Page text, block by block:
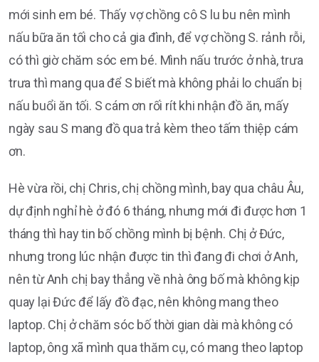
mới sinh em bé. Thấy vợ chồng cô S lu bu nên mình
nấu bữa ăn tối cho cả gia đình, để vợ chồng S. rảnh rỗi,
có thì giờ chăm sóc em bé. Mình nấu trước ở nhà, trưa
trưa thì mang qua để S biết mà không phải lo chuẩn bị
nấu buổi ăn tối. S cám ơn rối rít khi nhận đồ ăn, mấy
ngày sau S mang đồ qua trả kèm theo tấm thiệp cám
ơn.
Hè vừa rồi, chị Chris, chị chồng mình, bay qua châu Âu,
dự định nghỉ hè ở đó 6 tháng, nhưng mới đi được hơn 1
tháng thì hay tin bố chồng mình bị bệnh. Chị ở Đức,
nhưng trong lúc nhận được tin thì đang đi chơi ở Anh,
nên từ Anh chị bay thẳng về nhà ông bố mà không kịp
quay lại Đức để lấy đồ đạc, nên không mang theo
laptop. Chị ở chăm sóc bố thời gian dài mà không có
laptop, ông xã mình qua thăm cụ, có mang theo laptop